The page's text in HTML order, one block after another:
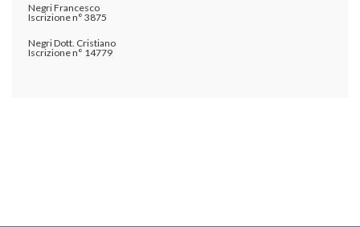
Negri Francesco
Iscrizione n° 3875
Negri Dott. Cristiano
Iscrizione n° 14779